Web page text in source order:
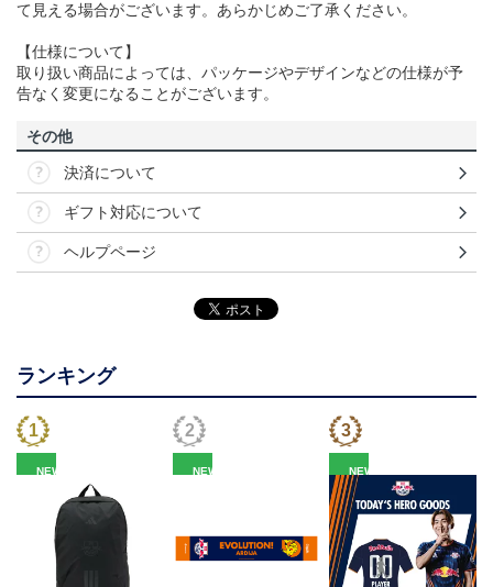
て見える場合がございます。あらかじめご了承ください。
【仕様について】
取り扱い商品によっては、パッケージやデザインなどの仕様が予
告なく変更になることがございます。
その他
決済について
ギフト対応について
ヘルプページ
ランキング
NEW NEW NEW